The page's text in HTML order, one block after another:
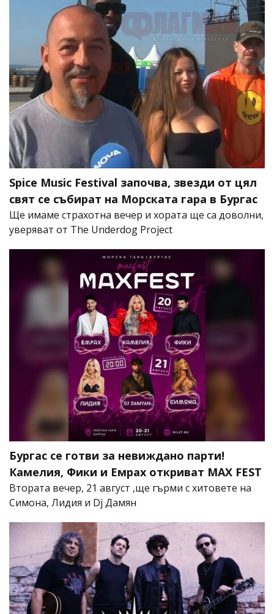
Spice Music Festival започва, звезди от цял
свят се събират на Морската гара в Бургас
Ще имаме страхотна вечер и хората ще са доволни,
уверяват от The Underdog Project
Бургас се готви за невиждано парти!
Камелия, Фики и Емрах откриват MAX FEST
Втората вечер, 21 август ,ще гърми с хитовете на
Симона, Лидия и Dj Дамян